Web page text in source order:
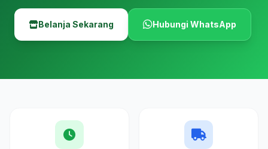
Belanja Sekarang Hubungi WhatsApp